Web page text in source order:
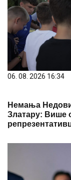
06. 08. 2026 16:34
Немања
Златару: Више